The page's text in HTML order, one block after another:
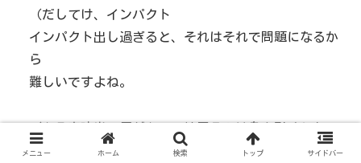
（だしてけ、インパクト
インパクト出し過ぎると、それはそれで問題になるか
ら
難しいですよね。
て王道ではあるので。
メニュー ホーム 検索 トップ サイドバー